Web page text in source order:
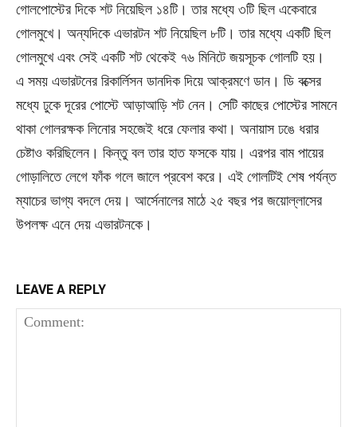
গোলপোস্টের দিকে শট নিয়েছিল ১৪টি। তার মধ্যে ৩টি ছিল একেবারে
গোলমুখে। অন্যদিকে এভারটন শট নিয়েছিল ৮টি। তার মধ্যে একটি ছিল
গোলমুখে এবং সেই একটি শট থেকেই ৭৬ মিনিটে জয়সূচক গোলটি হয়।
এ সময় এভারটনের রিকার্লিসন ডানদিক দিয়ে আক্রমণে ডান। ডি বক্সের
মধ্যে ঢুকে দূরের পোস্টে আড়াআড়ি শট নেন। সেটি কাছের পোস্টের সামনে
থাকা গোলরক্ষক লিনোর সহজেই ধরে ফেলার কথা। অনায়াস ঢঙে ধরার
চেষ্টাও করিছিলেন। কিন্তু বল তার হাত ফসকে যায়। এরপর বাম পায়ের
গোড়ালিতে লেগে ফাঁক গলে জালে প্রবেশ করে। এই গোলটিই শেষ পর্যন্ত
ম্যাচের ভাগ্য বদলে দেয়। আর্সেনালের মাঠে ২৫ বছর পর জয়োল্লাসের
উপলক্ষ এনে দেয় এভারটনকে।
LEAVE A REPLY